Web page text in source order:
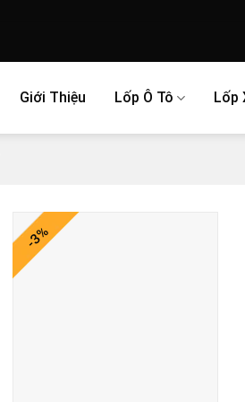
Giới Thiệu Lốp Ô Tô Lốp
-3%